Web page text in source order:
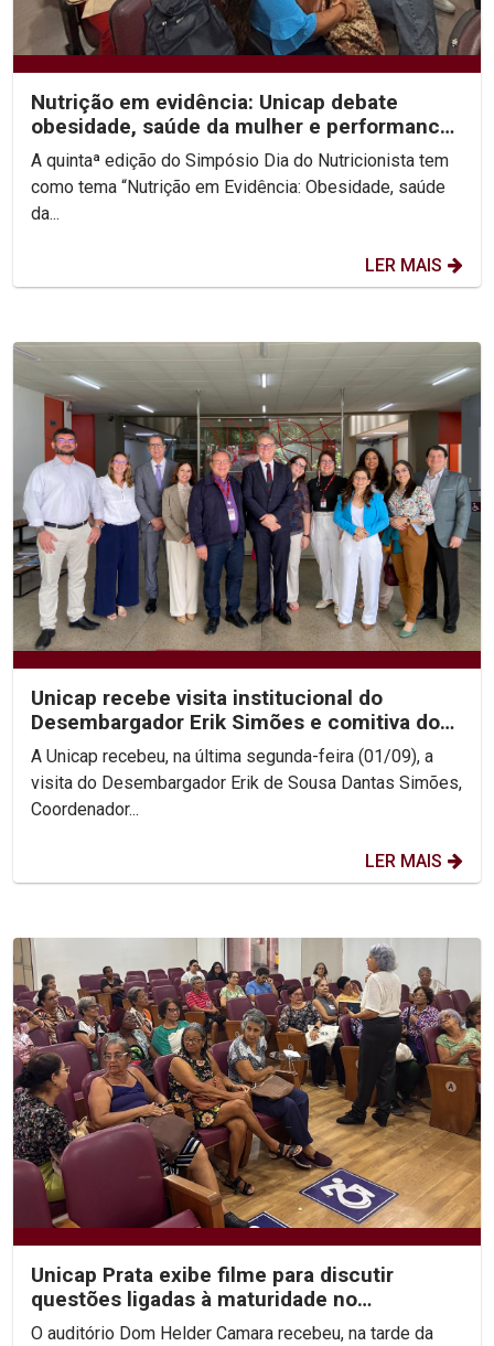
Nutrição em evidência: Unicap debate
obesidade, saúde da mulher e performance
no V Simpósio Dia...
A quintaª edição do Simpósio Dia do Nutricionista tem
como tema “Nutrição em Evidência: Obesidade, saúde
da...
LER MAIS
Unicap recebe visita institucional do
Desembargador Erik Simões e comitiva do
TJPE
A Unicap recebeu, na última segunda-feira (01/09), a
visita do Desembargador Erik de Sousa Dantas Simões,
Coordenador...
LER MAIS
Unicap Prata exibe filme para discutir
questões ligadas à maturidade no
casamento
O auditório Dom Helder Camara recebeu, na tarde da